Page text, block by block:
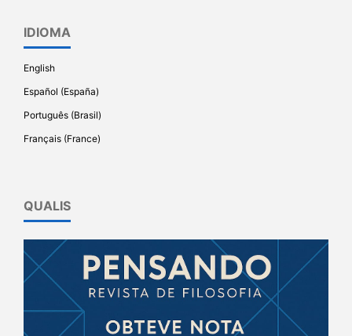
IDIOMA
English
Español (España)
Português (Brasil)
Français (France)
QUALIS